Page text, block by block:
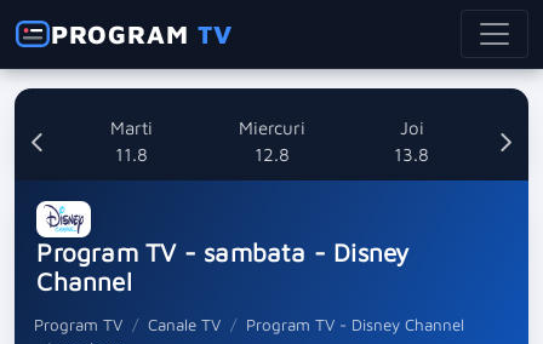
PROGRAMTV
Marti
11.8
Miercuri
12.8
Joi
13.8
Program TV - sambata - Disney
Channel
Program TV Canale TV
Program TV - Disney Channel